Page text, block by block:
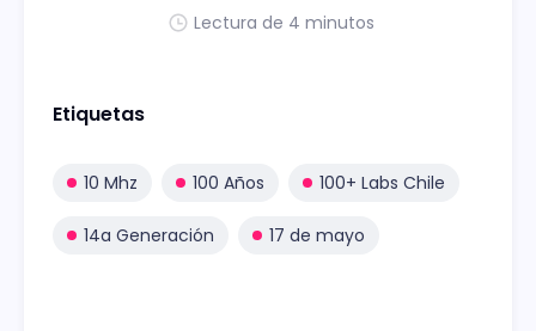
Lectura de 4 minutos
Etiquetas
10 Mhz 100 Años 100+ Labs Chile
14a Generación 17 de mayo